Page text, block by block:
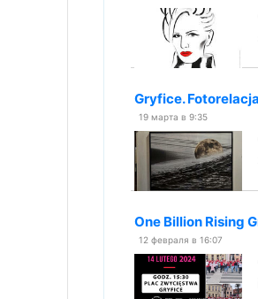
Gryfice.
19 марта в 9:35
One Billion Rising
12 февраля в 16:07